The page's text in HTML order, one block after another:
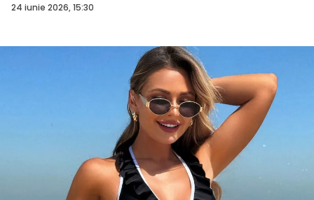
24 iunie 2026, 15:30